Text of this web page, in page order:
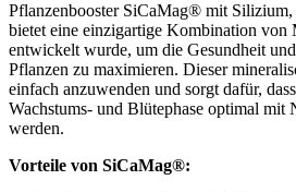
Pflanzenbooster SiCaMag® mit
bietet eine einzigartige Kombination von
entwickelt wurde, um die Gesundheit
Pflanzen zu maximieren. Dieser
einfach anzuwenden und sorgt dafür,
Wachstums- und Blütephase optimal mit
werden.
Vorteile von SiCaMag®: